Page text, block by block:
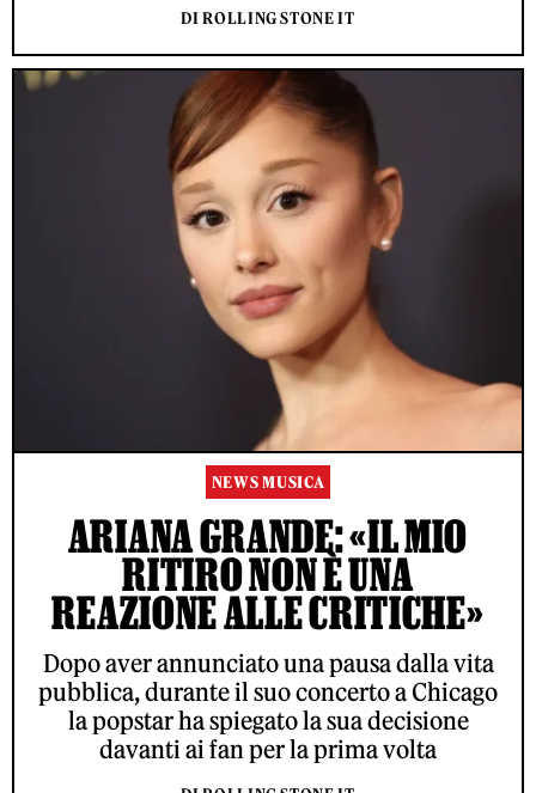
DI ROLLING STONE IT
NEWS MUSICA
ARIANA GRANDE: «IL MIO
RITIRO NON È UNA
REAZIONE ALLE CRITICHE»
Dopo aver annunciato una pausa dalla vita
pubblica, durante il suo concerto a Chicago
la popstar ha spiegato la sua decisione
davanti ai fan per la prima volta